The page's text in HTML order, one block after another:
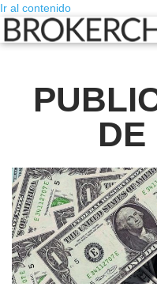
Ir al contenido
DE